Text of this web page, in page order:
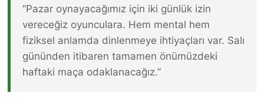
“Pazar oynayacağımız için iki günlük izin
vereceğiz oyunculara. Hem mental hem
fiziksel anlamda dinlenmeye ihtiyaçları var. Salı
gününden itibaren tamamen önümüzdeki
haftaki maça odaklanacağız.”